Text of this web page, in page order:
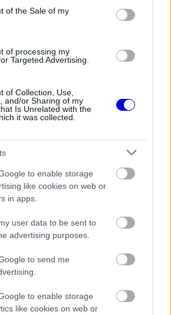
of the Sale of my
of processing my
Targeted Advertising.
of Collection, Use,
and/or Sharing of my
Is Unrelated with the
it was collected.
to enable storage
like cookies on web or
in apps.
user data to be sent to
advertising purposes.
to send me
to enable storage
like cookies on web or
is
loading.
Carlos döntése. Már a
óta jó kapcsolatot ápolunk, így
hogy megbízhatok benne.
vele, beszélgetni és mindent
Binotto.
Kellemetlen meglepetés érte a
szünetben a Forma–1-es